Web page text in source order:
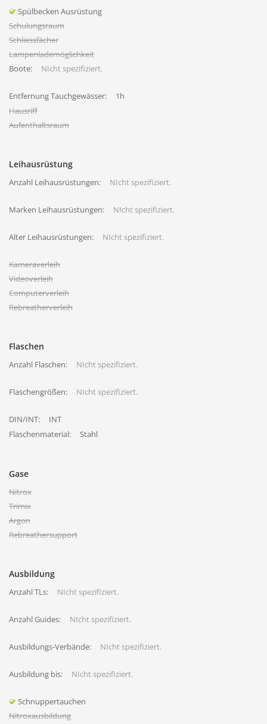
Spülbecken Ausrüstung
Schulungsraum
Schliessfächer
Lampenlademöglichkeit
Boote:
NIcht spezifiziert.
Entfernung Tauchgewässer:
1h
Hausriff
Aufenthaltsraum
Leihausrüstung
Anzahl Leihausrüstungen: NIcht spezifiziert.
Marken Leihausrüstungen: NIcht spezifiziert.
Alter Leihausrüstungen: NIcht spezifiziert.
Kameraverleih
Videoverleih
Computerverleih
Rebreatherverleih
Flaschen
Anzahl Flaschen: NIcht spezifiziert.
Flaschengrößen: NIcht spezifiziert.
DIN/INT:
INT
Flaschenmaterial:
Stahl
Gase
Nitrox
Trimix
Argon
Rebreathersupport
Ausbildung
Anzahl TLs: NIcht spezifiziert.
Anzahl Guides: NIcht spezifiziert.
Ausbildungs-Verbände: NIcht spezifiziert.
Ausbildung bis: NIcht spezifiziert.
Schnuppertauchen
Nitroxausbildung